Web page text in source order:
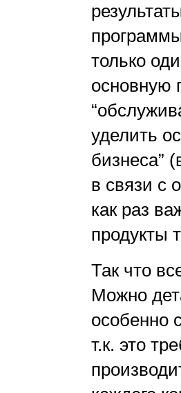
только
основную
уделить
бизнеса”
в связи с
как раз
продукты
Так что
Можно
особенно
т.к. это